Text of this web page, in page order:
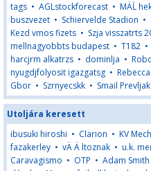
tags • AGLstockforecast • MÄĹ
buszvezet • Schiervelde Stadion •
Kezd vmos fizets • Szja visszatrts
mellnagyobbts budapest • T182 •
harcjrm alkatrzs • dominlja •
nyugdjfolyosit igazgatsg •
Gbor • Szrnyecskk • Smail Prevljak
Utoljára keresett
ibusuki hiroshi • Clarion • KV
fazakerley • vÄ Ä ltoznak • u.k.
Caravagismo • OTP • Adam